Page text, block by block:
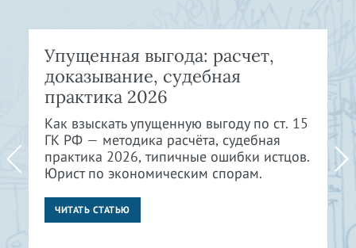
Упущенная выгода: расчет,
доказывание, судебная
практика 2026
Как взыскать упущенную выгоду по ст. 15
ГК РФ — методика расчёта, судебная
практика 2026, типичные ошибки истцов.
Юрист по экономическим спорам.
ЧИТАТЬ СТАТЬЮ